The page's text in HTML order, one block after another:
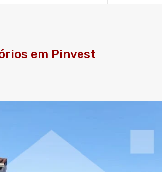
em Pinvest